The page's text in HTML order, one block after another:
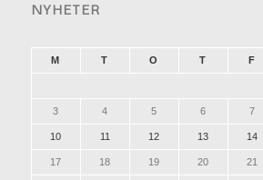
NYHETER
M T O T F
3 4 5 6 7
10 11 12 13 14
17 18 19 20 21